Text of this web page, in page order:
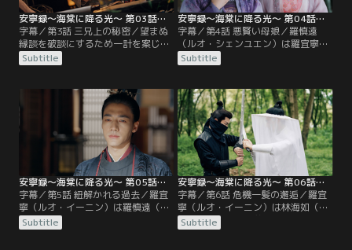
安寧録～海棠に降る光～ 第03話／字幕
字幕／第3話 三兄上の秘密／望まぬ
縁談を破談にするため一計を案じた
羅宜寧（ルオ・イーニン）。彼女は
羅宜怜（ルオ・イーリエン）と蒋
き出し、父が自ら婚約破棄をせざる
を得ないように仕向ける。さらに家
を管理する役目が喬月嬋（チャオ・
ユエチャン）から正妻・林海如（リ
ン・ハイルー）に渡るように口添
Subtitle
安寧録～海棠に降る光～ 第04話／字幕
字幕／第4話 悪賢い母娘／羅慎遠
（ルオ・シェンユエン）は羅宜寧
（ルオ・イーニン）の部屋でこっそ
り祖父の絵を調べるが、師匠の無実
の際に偶然、羅宜怜（ルオ・イーリ
エン）の悪巧みに気づき、それを羅
宜寧にさりげなく知らせる。する
と、鮮やかにやり返す方法を考えた
羅宜寧。
Subtitle
安寧録～海棠に降る光～ 第05話／字幕
字幕／第5話 紐解かれる過去／羅宜
寧（ルオ・イーニン）は羅慎遠（ル
オ・シェンユエン）から母の遺品で
ある簪をもらうが、彼女が羅慎遠に
Subtitle
安寧録～海棠に降る光～ 第06話／字幕
字幕／第6話 危機一髪の邂逅／羅宜
寧（ルオ・イーニン）は林海如（リ
ン・ハイルー）の弟・林茂（リン・
マオ）を利用して羅慎遠（ルオ・シ
Subtitle